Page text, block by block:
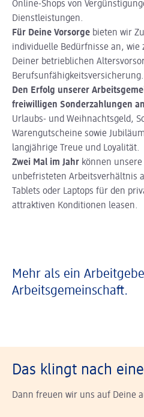
Online-Shops von
Dienstleistungen.
Für Deine Vorsorge bieten wir
individuelle Bedürfnisse an, wie
Deiner betrieblichen
Berufsunfähigkeitsversicherung.
Den Erfolg unserer
freiwilligen Sonderzahlungen
Urlaubs- und Weihnachtsgeld,
Warengutscheine sowie
langjährige Treue und Loyalität.
Zwei Mal im Jahr können
unbefristeten Arbeitsverhältnis
Tablets oder Laptops für den
attraktiven Konditionen leasen.
Mehr als ein
Arbeitsgemeinschaft.
Das klingt nach
Dann freuen wir uns auf Deine